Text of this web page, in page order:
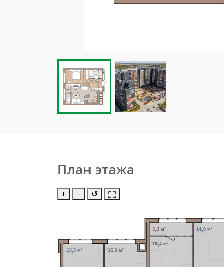
План этажа
+ − ↺
3,3 м² 14,0 м²
16,6 м²
13,3 м²
16,4 м²